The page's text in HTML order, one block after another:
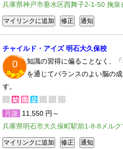
兵庫県神戸市垂水区西舞子2-1-50 掬泉
チャイルド・アイズ 明石大久保校
0
知識の習得に偏ることなく、「
を通じてバランスのよい脳の
す。
月謝 11,550 円～
兵庫県明石市大久保町駅前1-8-8メル